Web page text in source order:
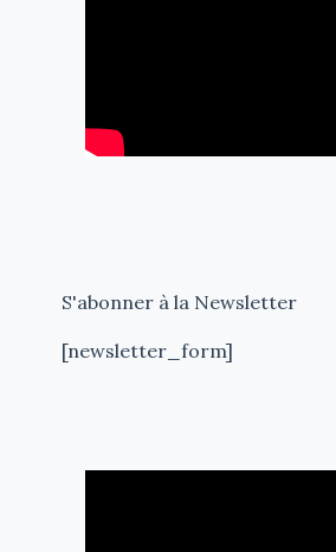
S'abonner à la Newsletter
[newsletter_form]